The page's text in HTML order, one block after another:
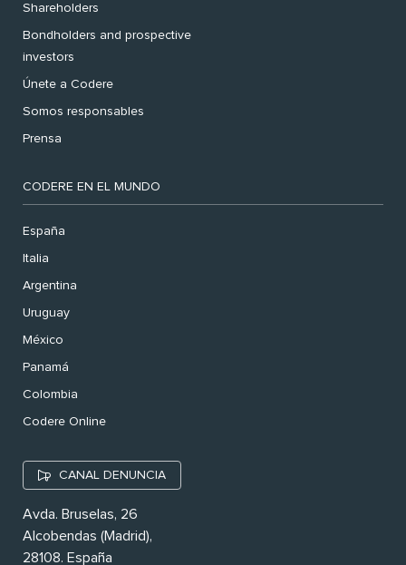
Shareholders
Bondholders and prospective
investors
Únete a Codere
Somos responsables
Prensa
CODERE EN EL MUNDO
España
Italia
Argentina
Uruguay
México
Panamá
Colombia
Codere Online
CANAL DENUNCIA
Avda. Bruselas, 26
Alcobendas (Madrid),
28108. España